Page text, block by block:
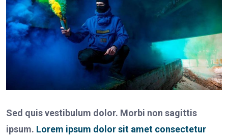
Sed quis vestibulum dolor. Morbi non sagittis
ipsum. Lorem ipsum dolor sit amet consectetur